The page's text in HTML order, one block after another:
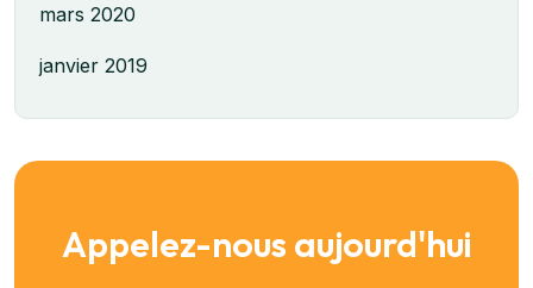
mars 2020
janvier 2019
Appelez-nous aujourd'hui